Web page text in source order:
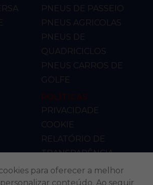
PNEUS DE PASSEIO
PNEUS AGRICOLAS
PNEUS DE
QUADRICICLOS
PNEUS CARROS DE
GOLFE
PRIVACIDADE
COOKIE
RELATÓRIO DE
TRANSPARÊNCIA
para oferecer a melhor
conteúdo. Ao seguir